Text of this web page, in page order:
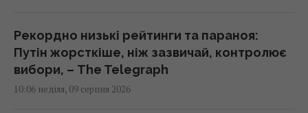
Рекордно низькі рейтинги та параноя:
Путін жорсткіше, ніж зазвичай, контролює
вибори, – The Telegraph
10:06 неділя, 09 серпня 2026